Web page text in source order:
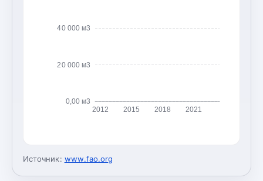
0,00 м3
20 000 м3
40 000 м3
2012 2015 2018 2021
Источник: www.fao.org